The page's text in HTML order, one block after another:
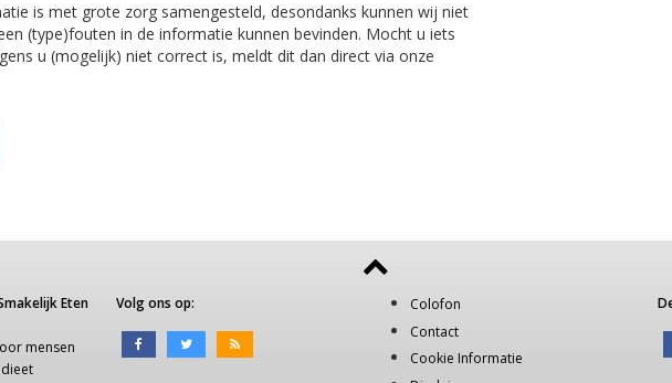
is met grote zorg samengesteld, desondanks kunnen wij niet
(type)fouten in de informatie kunnen bevinden. Mocht u iets
u (mogelijk) niet correct is, meldt dit dan direct via onze
Eten
mensen
Volg ons op:
Colofon
Contact
Cookie Informatie